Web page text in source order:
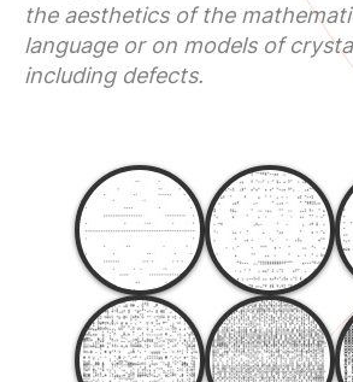
the aesthetics of the
language or on models of
including defects.